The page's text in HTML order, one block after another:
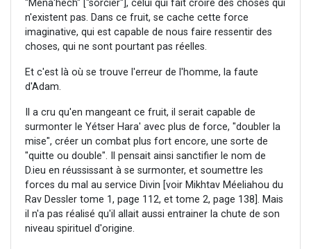
"Ména'hèch" ["sorcier"], celui qui fait croire des choses qui
n'existent pas. Dans ce fruit, se cache cette force
imaginative, qui est capable de nous faire ressentir des
choses, qui ne sont pourtant pas réelles.
Et c'est là où se trouve l'erreur de l'homme, la faute
d'Adam.
Il a cru qu'en mangeant ce fruit, il serait capable de
surmonter le Yétser Hara' avec plus de force, "doubler la
mise", créer un combat plus fort encore, une sorte de
"quitte ou double". Il pensait ainsi sanctifier le nom de
D.ieu en réussissant à se surmonter, et soumettre les
forces du mal au service Divin [voir Mikhtav Méeliahou du
Rav Dessler tome 1, page 112, et tome 2, page 138]. Mais
il n'a pas réalisé qu'il allait aussi entrainer la chute de son
niveau spirituel d'origine.